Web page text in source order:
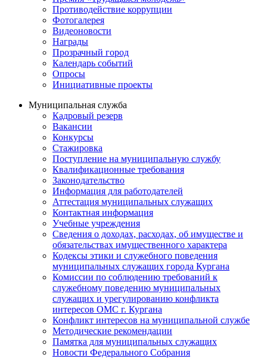
Противодействие коррупции
Фотогалерея
Видеоновости
Награды
Прозрачный город
Календарь событий
Опросы
Инициативные проекты
Муниципальная служба
Кадровый резерв
Вакансии
Конкурсы
Стажировка
Поступление на муниципальную службу
Квалификационные требования
Законодательство
Информация для работодателей
Аттестация муниципальных служащих
Контактная информация
Учебные учреждения
Сведения о доходах, расходах, об имуществе и
обязательствах имущественного характера
Кодексы этики и служебного поведения
муниципальных служащих города Кургана
Комиссии по соблюдению требований к
служебному поведению муниципальных
служащих и урегулированию конфликта
интересов ОМС г. Кургана
Конфликт интересов на муниципальной службе
Методические рекомендации
Памятка для муниципальных служащих
Новости Федерального Cобрания